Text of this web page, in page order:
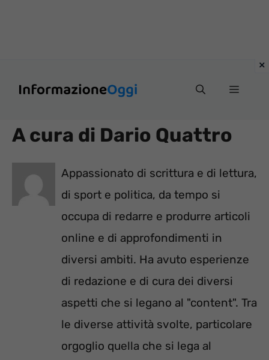
Menu
A cura di Dario Quattro
Appassionato di scrittura e di lettura,
di sport e politica, da tempo si
occupa di redarre e produrre articoli
online e di approfondimenti in
diversi ambiti. Ha avuto esperienze
di redazione e di cura dei diversi
aspetti che si legano al "content". Tra
le diverse attività svolte, particolare
orgoglio quella che si lega al